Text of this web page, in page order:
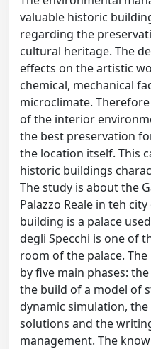
valuable historic
regarding the
cultural heritage. The
effects on the artistic
chemical, mechanical
microclimate.
of the interior
the best preservation
the location itself. This
historic buildings
The study is about the
Palazzo Reale in teh
building is a palace
degli Specchi is one of
room of the palace.
by five main phases:
the build of a model of
dynamic simulation,
solutions and the
management. The